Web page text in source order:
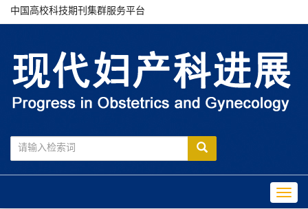
中国高校科技期刊集群服务平台